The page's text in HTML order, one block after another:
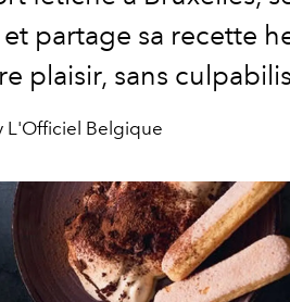
partage sa recette
plaisir, sans
L'Officiel Belgique